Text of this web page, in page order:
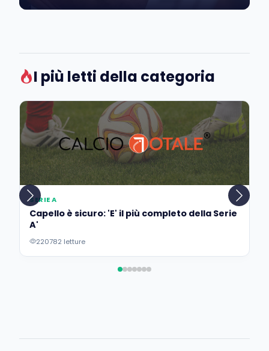
I più letti della categoria
SERIE A
Capello è sicuro: 'E' il più completo della Serie
A'
220782 letture